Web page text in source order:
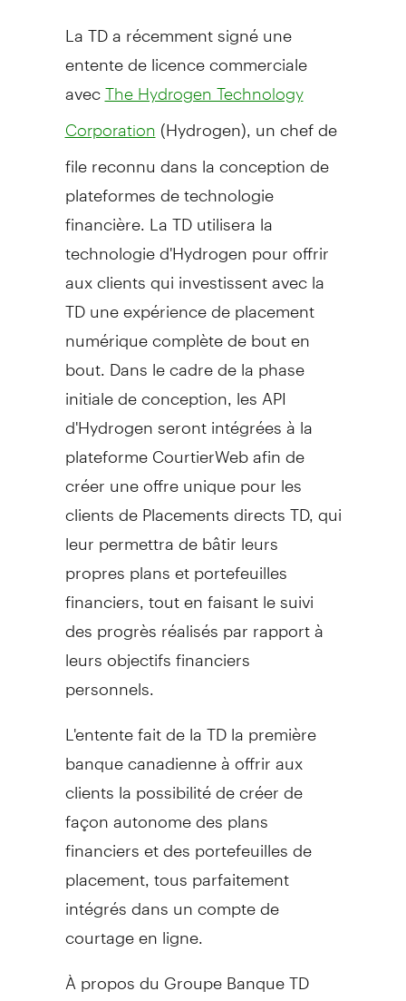
La TD a récemment signé une
entente de licence commerciale
avec The Hydrogen Technology
Corporation (Hydrogen), un chef de
file reconnu dans la conception de
plateformes de technologie
financière. La TD utilisera la
technologie d'Hydrogen pour offrir
aux clients qui investissent avec la
TD une expérience de placement
numérique complète de bout en
bout. Dans le cadre de la phase
initiale de conception, les API
d'Hydrogen seront intégrées à la
plateforme CourtierWeb afin de
créer une offre unique pour les
clients de Placements directs TD, qui
leur permettra de bâtir leurs
propres plans et portefeuilles
financiers, tout en faisant le suivi
des progrès réalisés par rapport à
leurs objectifs financiers
personnels.
L'entente fait de la TD la première
banque canadienne à offrir aux
clients la possibilité de créer de
façon autonome des plans
financiers et des portefeuilles de
placement, tous parfaitement
intégrés dans un compte de
courtage en ligne.
À propos du Groupe Banque TD